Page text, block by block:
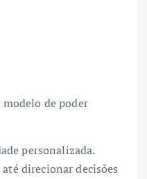
de poder
personalizada.
direcionar decisões